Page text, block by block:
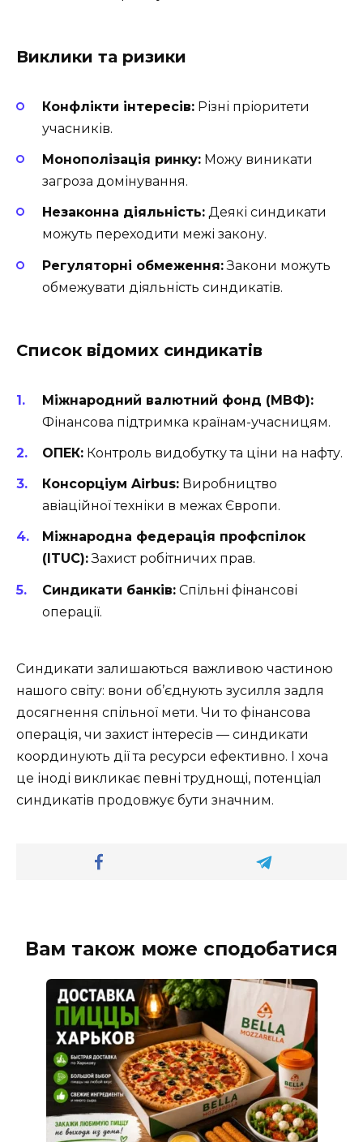
Виклики та ризики
Конфлікти інтересів: Різні пріоритети
учасників.
Монополізація ринку: Можу виникати
загроза домінування.
Незаконна діяльність: Деякі синдикати
можуть переходити межі закону.
Регуляторні обмеження:Закони можуть
обмежувати діяльність синдикатів.
Список відомих синдикатів
Міжнародний валютний фонд (МВФ):
Фінансова підтримка країнам-учасницям.
ОПЕК: Контроль видобутку та ціни на нафту.
Консорціум Airbus: Виробництво
авіаційної техніки в межах Європи.
Міжнародна федерація профспілок
(ITUC):Захист робітничих прав.
Синдикати банків: Спільні фінансові
операції.
Синдикати залишаються важливою частиною
нашого світу: вони об’єднують зусилля задля
досягнення спільної мети. Чи то фінансова
операція, чи захист інтересів — синдикати
координують дії та ресурси ефективно. І хоча
це іноді викликає певні труднощі, потенціал
синдикатів продовжує бути значним.
Вам також може сподобатися